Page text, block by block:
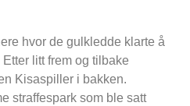
hvor de gulkledde klarte å
litt frem og tilbake
Kisaspiller i bakken.
straffespark som ble satt